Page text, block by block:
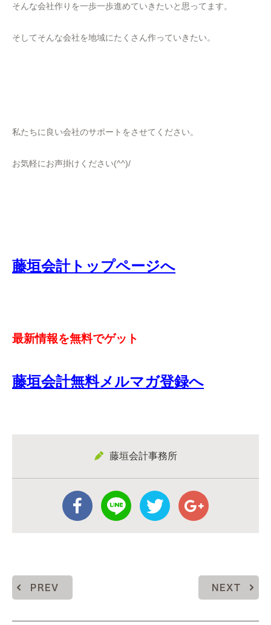
そんな会社作りを一歩一歩進めていきたいと思ってます。
そしてそんな会社を地域にたくさん作っていきたい。
私たちに良い会社のサポートをさせてください。
お気軽にお声掛けください(^^)/
藤垣会計トップページへ
最新情報を無料でゲット
藤垣会計無料メルマガ登録へ
藤垣会計事務所
PREV NEXT